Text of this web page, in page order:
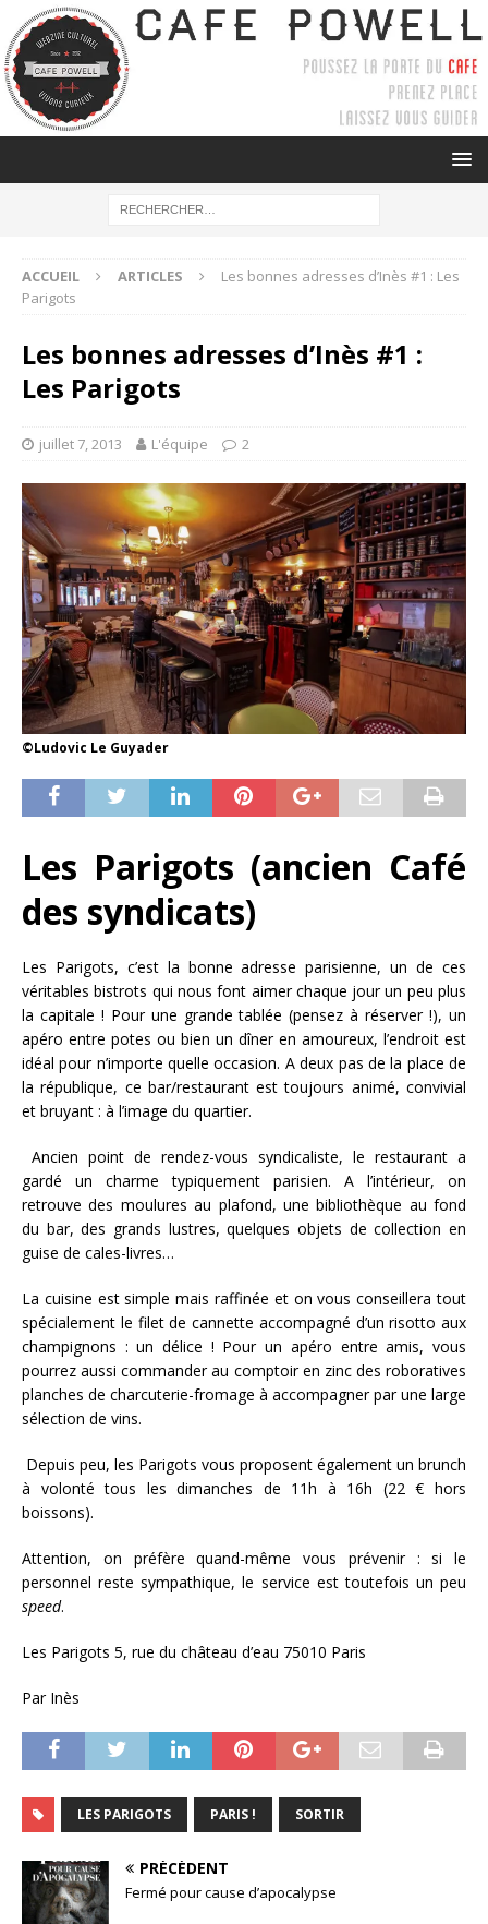
ACCUEIL ARTICLES
Les bonnes adresses d’Inès #1 : Les
Parigots
Les bonnes adresses d’Inès #1 :
Les Parigots
juillet 7, 2013 L'équipe 2
©Ludovic Le Guyader
Les Parigots (ancien Café
des syndicats)
Les Parigots, c’est la bonne adresse parisienne, un de ces
véritables bistrots qui nous font aimer chaque jour un peu plus
la capitale ! Pour une grande tablée (pensez à réserver !), un
apéro entre potes ou bien un dîner en amoureux, l’endroit est
idéal pour n’importe quelle occasion. A deux pas de la place de
la république, ce bar/restaurant est toujours animé, convivial
et bruyant : à l’image du quartier.
Ancien point de rendez-vous syndicaliste, le restaurant a
gardé un charme typiquement parisien. A l’intérieur, on
retrouve des moulures au plafond, une bibliothèque au fond
du bar, des grands lustres, quelques objets de collection en
guise de cales-livres…
La cuisine est simple mais raffinée et on vous conseillera tout
spécialement le filet de cannette accompagné d’un risotto aux
champignons : un délice ! Pour un apéro entre amis, vous
pourrez aussi commander au comptoir en zinc des roboratives
planches de charcuterie-fromage à accompagner par une large
sélection de vins.
Depuis peu, les Parigots vous proposent également un brunch
à volonté tous les dimanches de 11h à 16h (22 € hors
boissons).
Attention, on préfère quand-même vous prévenir : si le
personnel reste sympathique, le service est toutefois un peu
speed.
Les Parigots 5, rue du château d’eau 75010 Paris
Par Inès
LES PARIGOTS PARIS ! SORTIR
PRÉCÉDENT
Fermé pour cause d’apocalypse